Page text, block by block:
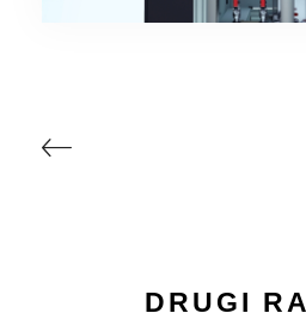
DRUGI